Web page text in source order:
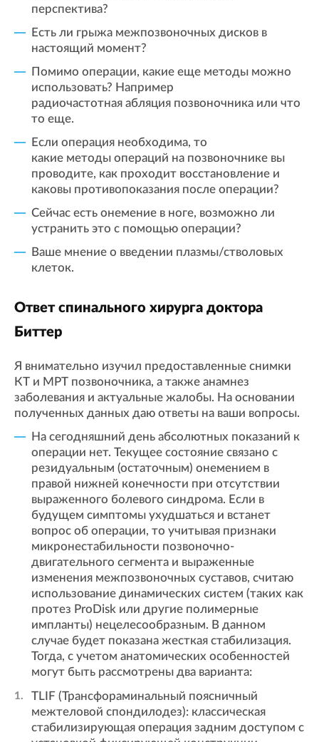
перспектива?
⁠Есть ли грыжа межпозвоночных дисков в
настоящий момент?
⁠Помимо операции, какие еще методы можно
использовать? Например
радиочастотная абляция позвоночника или что
то еще.
⁠Если операция необходима, то
какие методы операций на позвоночнике вы
проводите, как проходит восстановление и
каковы противопоказания после операции?
⁠Сейчас есть онемение в ноге, возможно ли
устранить это с помощью операции?
⁠Ваше мнение о введении плазмы/стволовых
клеток.
Ответ спинального хирурга доктора
Биттер
Я внимательно изучил предоставленные снимки
КТ и МРТ позвоночника, а также анамнез
заболевания и актуальные жалобы. На основании
полученных данных даю ответы на ваши вопросы.
На сегодняшний день абсолютных показаний к
операции нет. Текущее состояние связано с
резидуальным (остаточным) онемением в
правой нижней конечности при отсутствии
выраженного болевого синдрома. Если в
будущем симптомы ухудшаться и встанет
вопрос об операции, то учитывая признаки
микронестабильности позвоночно-
двигательного сегмента и выраженные
изменения межпозвоночных суставов, считаю
использование динамических систем (таких как
протез ProDisk или другие полимерные
импланты) нецелесообразным. В данном
случае будет показана жесткая стабилизация.
Тогда, с учетом анатомических особенностей
могут быть рассмотрены два варианта:
TLIF (Трансфораминальный поясничный
межтеловой спондилодез): классическая
стабилизирующая операция задним доступом с